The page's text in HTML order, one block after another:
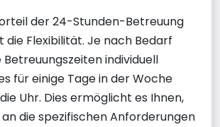
der 24-Stunden-Betreuung
die Flexibilität. Je nach Bedarf
Betreuungszeiten individuell
für einige Tage in der Woche
Uhr. Dies ermöglicht es Ihnen,
die spezifischen Anforderungen